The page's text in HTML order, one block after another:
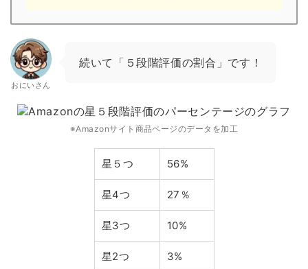
おにいさん
続いて「５段階評価の割合」です！
※Amazonサイト商品ページのデータを加工
星５つ 56%
星4つ 27％
星3つ 10%
星2つ 3%